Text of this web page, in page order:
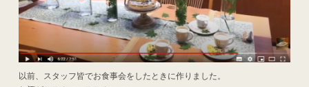
以前、スタッフ皆でお食事会をしたときに作りました。